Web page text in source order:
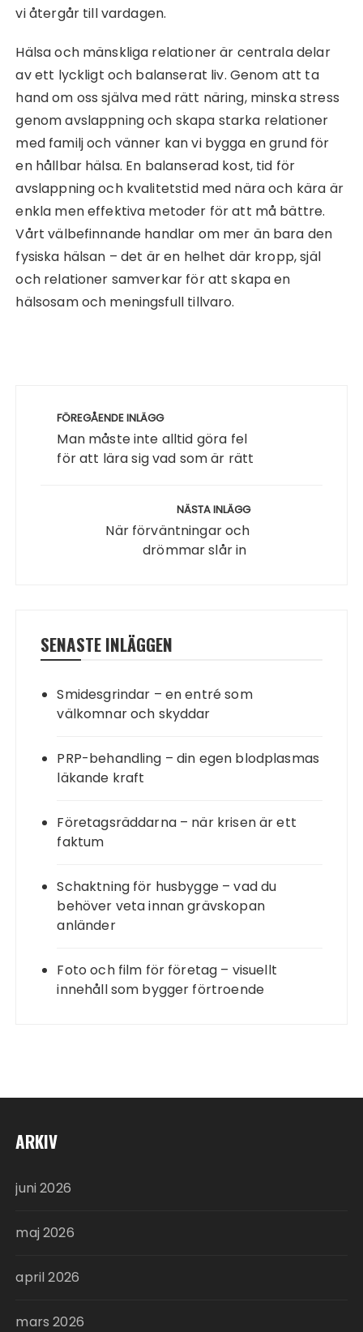
vi återgår till vardagen.
Hälsa och mänskliga relationer är centrala delar
av ett lyckligt och balanserat liv. Genom att ta
hand om oss själva med rätt näring, minska stress
genom avslappning och skapa starka relationer
med familj och vänner kan vi bygga en grund för
en hållbar hälsa. En balanserad kost, tid för
avslappning och kvalitetstid med nära och kära är
enkla men effektiva metoder för att må bättre.
Vårt välbefinnande handlar om mer än bara den
fysiska hälsan – det är en helhet där kropp, själ
och relationer samverkar för att skapa en
hälsosam och meningsfull tillvaro.
FÖREGÅENDE INLÄGG
Man måste inte alltid göra fel
för att lära sig vad som är rätt
NÄSTA INLÄGG
När förväntningar och
drömmar slår in
SENASTE INLÄGGEN
Smidesgrindar – en entré som
välkomnar och skyddar
PRP-behandling – din egen blodplasmas
läkande kraft
Företagsräddarna – när krisen är ett
faktum
Schaktning för husbygge – vad du
behöver veta innan grävskopan
anländer
Foto och film för företag – visuellt
innehåll som bygger förtroende
ARKIV
juni 2026
maj 2026
april 2026
mars 2026